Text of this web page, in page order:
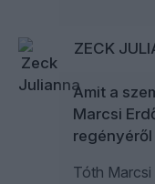
ZECK
Amit a
Marcsi
regényéről
Tóth